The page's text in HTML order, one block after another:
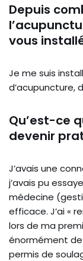
Depuis
vous
Je me suis
d’acupuncture,
Qu’est-ce
devenir
J’avais une
j’avais pu
médecine
efficace. J’ai «
lors de ma
énormément de
permis de